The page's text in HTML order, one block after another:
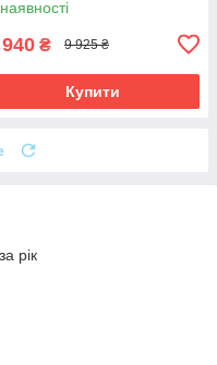
₴ 9 925 ₴
Купити
рік